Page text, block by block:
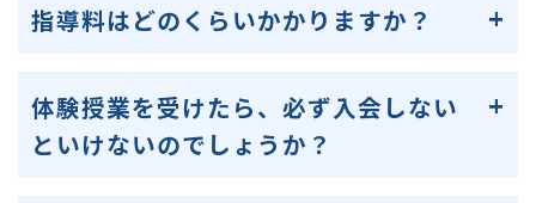
指導料はどのくらいかかりますか？
体験授業を受けたら、必ず入会しない
といけないのでしょうか？